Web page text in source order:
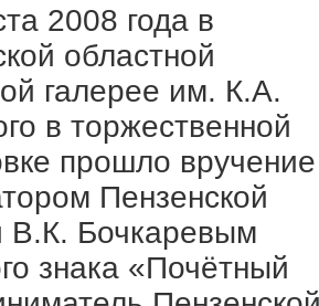
2008 года в
областной
галерее им. К.А.
в торжественной
прошло вручение
Пензенской
В.К. Бочкаревым
знака «Почётный